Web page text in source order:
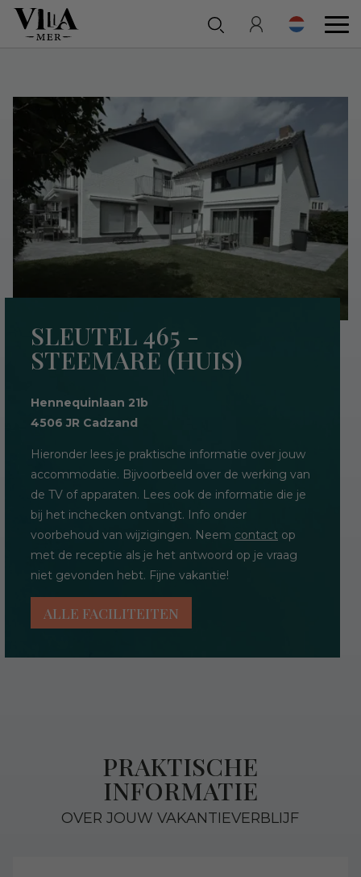
SLEUTEL 465 -
STEEMARE (HUIS)
Hennequinlaan 21b
4506 JR Cadzand
Hieronder lees je praktische informatie over jouw
accommodatie. Bijvoorbeeld over de werking van
de TV of apparaten. Lees ook de informatie die je
bij het inchecken ontvangt. Info onder
voorbehoud van wijzigingen. Neem contact op
met de receptie als je het antwoord op je vraag
niet gevonden hebt. Fijne vakantie!
ALLE FACILITEITEN
PRAKTISCHE
INFORMATIE
OVER JOUW VAKANTIEVERBLIJF